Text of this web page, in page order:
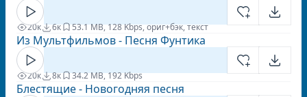
20к 6к 53.1 MB, 128 Kbps, ориг+бэк, текст
Из Мультфильмов - Песня Фунтика
20к 8к 34.2 MB, 192 Kbps
Блестящие - Новогодняя песня